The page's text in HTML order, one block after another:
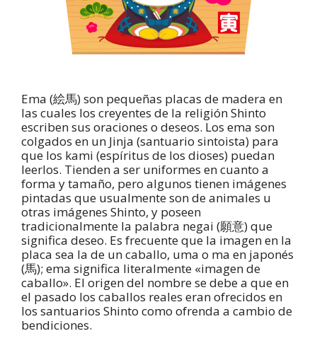
Ema (絵馬) son pequeñas placas de madera en
las cuales los creyentes de la religión Shinto
escriben sus oraciones o deseos. Los ema son
colgados en un Jinja (santuario sintoista) para
que los kami (espíritus de los dioses) puedan
leerlos. Tienden a ser uniformes en cuanto a
forma y tamaño, pero algunos tienen imágenes
pintadas que usualmente son de animales u
otras imágenes Shinto, y poseen
tradicionalmente la palabra negai (願意) que
significa deseo. Es frecuente que la imagen en la
placa sea la de un caballo, uma o ma en japonés
(馬); ema significa literalmente «imagen de
caballo». El origen del nombre se debe a que en
el pasado los caballos reales eran ofrecidos en
los santuarios Shinto como ofrenda a cambio de
bendiciones.